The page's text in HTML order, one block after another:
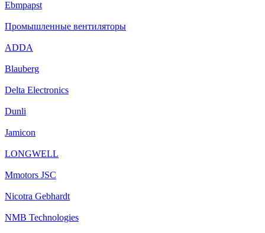
Ebmpapst
Промышленные вентиляторы
ADDA
Blauberg
Delta Electronics
Dunli
Jamicon
LONGWELL
Mmotors JSC
Nicotra Gebhardt
NMB Technologies